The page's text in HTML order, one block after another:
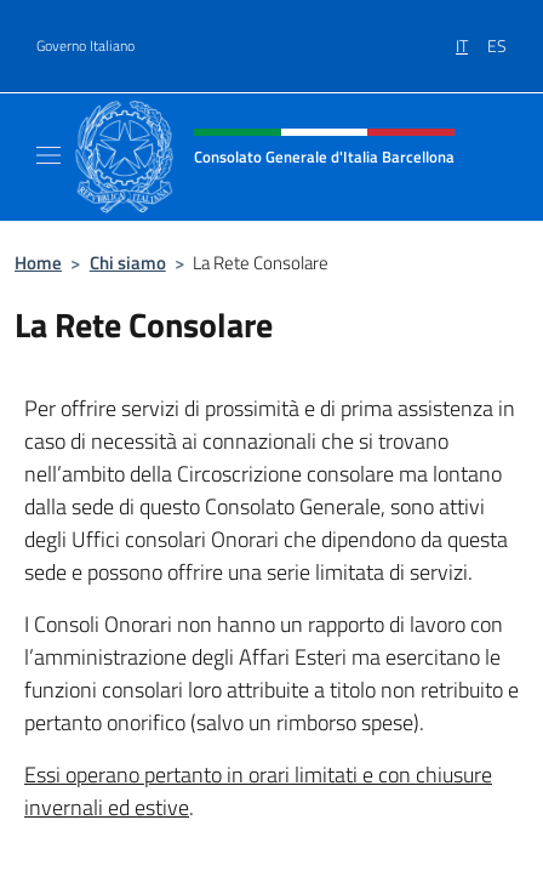
Governo Italiano IT ES
Intestazione sito, social e menù
Consolato Generale d'Italia Barcellona
Home > Chi siamo > La Rete Consolare
La Rete Consolare
Per offrire servizi di prossimità e di prima assistenza in
caso di necessità ai connazionali che si trovano
nell’ambito della Circoscrizione consolare ma lontano
dalla sede di questo Consolato Generale, sono attivi
degli Uffici consolari Onorari che dipendono da questa
sede e possono offrire una serie limitata di servizi.
I Consoli Onorari non hanno un rapporto di lavoro con
l’amministrazione degli Affari Esteri ma esercitano le
funzioni consolari loro attribuite a titolo non retribuito e
pertanto onorifico (salvo un rimborso spese).
Essi operano pertanto in orari limitati e con chiusure
invernali ed estive.